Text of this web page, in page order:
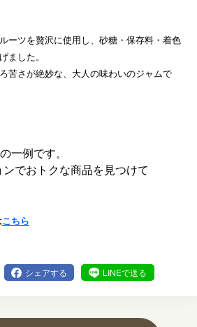
ーツを贅沢に使用し、砂糖・保存料・着色
ました。
苦さが絶妙な、大人の味わいのジャムで
一例です。
でおトクな商品を見つけて
こちら
シェアする LINEで送る